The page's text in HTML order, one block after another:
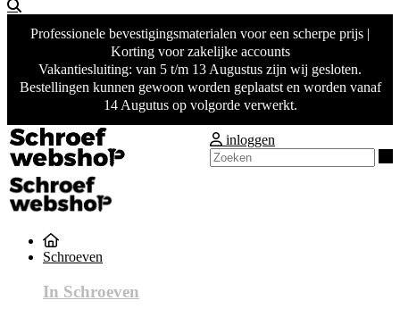
Professionele bevestigingsmaterialen voor een scherpe prijs |
Korting voor zakelijke accounts
Vakantiesluiting: van 5 t/m 13 Augustus zijn wij gesloten.
Bestellingen kunnen gewoon worden geplaatst en worden vanaf
14 Augutus op volgorde verwerkt.
inloggen
Schroeven
In Schroeven